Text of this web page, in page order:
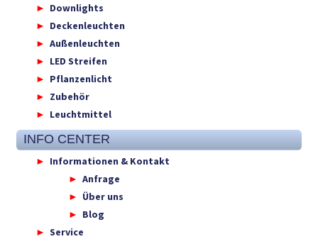
Downlights
Deckenleuchten
Außenleuchten
LED Streifen
Pflanzenlicht
Zubehör
Leuchtmittel
INFO CENTER
Informationen & Kontakt
Anfrage
Über uns
Blog
Service